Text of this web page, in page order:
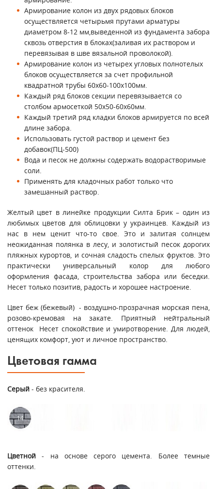
Армирование колон из двух рядовых блоков
осуществляется четырьмя прутами арматуры
диаметром 8-12 мм,выведенной из фундамента забора
сквозь отверстия в блоках(заливая их раствором и
перевязывая в шве вязальной проволокой).
Армирование колон из четырех угловых полнотелых
блоков осуществляется за счет профильной
квадратной трубы 60х60-100х100мм.
Каждый ряд блоков секции перевязывается со
столбом армосеткой 50х50-60х60мм.
Каждый третий ряд кладки блоков армируется по всей
длине забора.
Использовать густой раствор и цемент без
добавок(ПЦ-500)
Вода и песок не должны содержать водорастворимые
соли.
Применять для кладочных работ только что
замешанный раствор.
Желтый цвет в линейке продукции Силта Брик – один из
любимых цветов для облицовки у украинцев. Каждый из
нас в нем ценит что-то свое. Это и залитая солнцем
неожиданная полянка в лесу, и золотистый песок дорогих
пляжных курортов, и сочная сладость спелых фруктов. Это
практически универсальный колор для любого
оформления фасада, строительства забора или беседки.
Несет только позитив, радость и хорошее настроение.
Цвет беж (бежевый) - воздушно-прозрачная морская пена,
розово-кремовая на закате. Приятный нейтральный
оттенок Несет спокойствие и умиротворение. Для людей,
ценящих комфорт, уют и личное пространство.
Цветовая гамма
Серый - без красителя.
Цветной - на основе серого цемента. Более темные
оттенки.